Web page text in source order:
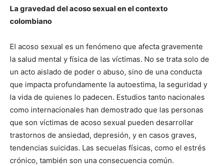
La gravedad del acoso sexual en el contexto
colombiano
El acoso sexual es un fenómeno que afecta gravemente
la salud mental y física de las víctimas. No se trata solo de
un acto aislado de poder o abuso, sino de una conducta
que impacta profundamente la autoestima, la seguridad y
la vida de quienes lo padecen. Estudios tanto nacionales
como internacionales han demostrado que las personas
que son víctimas de acoso sexual pueden desarrollar
trastornos de ansiedad, depresión, y en casos graves,
tendencias suicidas. Las secuelas físicas, como el estrés
crónico, también son una consecuencia común.